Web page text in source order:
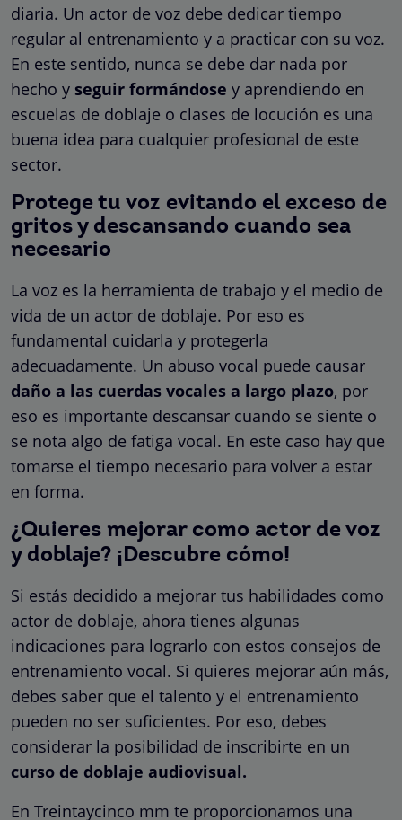
diaria. Un actor de voz debe dedicar tiempo
regular al entrenamiento y a practicar con su voz.
En este sentido, nunca se debe dar nada por
hecho y seguir formándose y aprendiendo en
escuelas de doblaje o clases de locución es una
buena idea para cualquier profesional de este
sector.
Protege tu voz evitando el exceso de
gritos y descansando cuando sea
necesario
La voz es la herramienta de trabajo y el medio de
vida de un actor de doblaje. Por eso es
fundamental cuidarla y protegerla
adecuadamente. Un abuso vocal puede causar
daño a las cuerdas vocales a largo plazo, por
eso es importante descansar cuando se siente o
se nota algo de fatiga vocal. En este caso hay que
tomarse el tiempo necesario para volver a estar
en forma.
¿Quieres mejorar como actor de voz
y doblaje? ¡Descubre cómo!
Si estás decidido a mejorar tus habilidades como
actor de doblaje, ahora tienes algunas
indicaciones para lograrlo con estos consejos de
entrenamiento vocal. Si quieres mejorar aún más,
debes saber que el talento y el entrenamiento
pueden no ser suficientes. Por eso, debes
considerar la posibilidad de inscribirte en un
curso de doblaje audiovisual.
En Treintaycinco mm te proporcionamos una